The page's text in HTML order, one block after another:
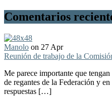
Comentarios
Manolo on 27 Apr
Reunión de trabajo de la
Me parece importante que
de regantes de la Federación y
respuestas […]